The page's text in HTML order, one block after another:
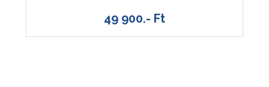
49 900.- Ft